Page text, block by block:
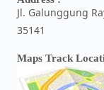
Jl. Galunggung
35141
Maps Track